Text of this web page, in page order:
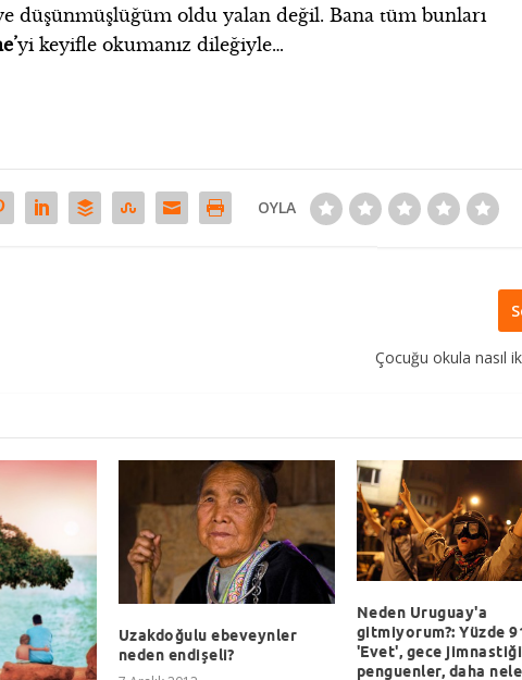
düşünmüşlüğüm oldu yalan değil. Bana tüm bunları
yi keyifle okumanız dileğiyle…
OYLA
Çocuğu okula nasıl
Uzakdoğulu ebeveynler
neden endişeli?
Neden Uruguay'a
gitmiyorum?: Yüzde
'Evet', gece
penguenler, daha